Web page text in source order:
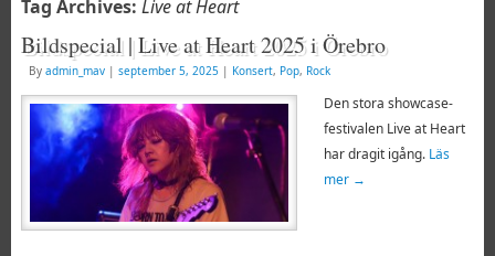
Tag Archives: Live at Heart
Bildspecial | Live at Heart 2025 i Örebro
By admin_mav | september 5, 2025 | Konsert, Pop, Rock
Den stora showcase-
festivalen Live at Heart
har dragit igång. Läs
mer →